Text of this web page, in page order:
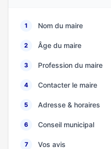
1 Nom du maire
2 Âge du maire
3 Profession du maire
4 Contacter le maire
5 Adresse & horaires
6 Conseil municipal
7 Vos avis